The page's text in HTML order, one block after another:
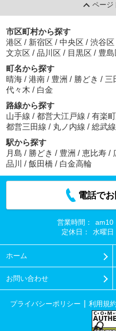
ページ
市区町村から探す
港区 / 新宿区 / 中央区 / 渋谷区
文京区 / 品川区 / 目黒区 / 豊島
町名から探す
晴海 / 港南 / 豊洲 / 勝どき / 三
代々木 / 白金
路線から探す
山手線 / 都営大江戸線 / 有楽
都営三田線 / 丸ノ内線 / 総武線
駅から探す
月島 / 勝どき / 豊洲 / 恵比寿 /
品川
/ 飯田橋 / 白金高輪
電話で
営業時間：
am10
定休日：
水曜日
ホーム
お問い合わせ
プライバシーポリシー 利用規約